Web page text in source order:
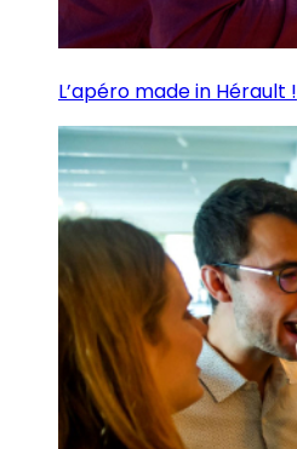
L’apéro made in Hérault !